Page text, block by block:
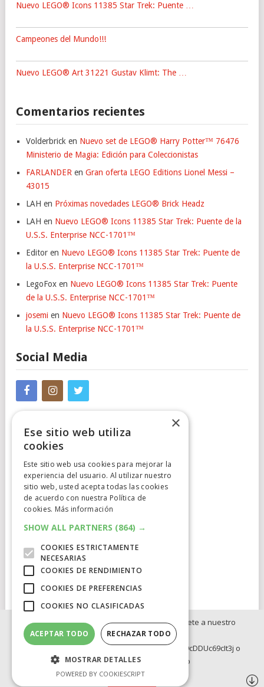
Nuevo LEGO® Icons 11385 Star Trek: Puente …
Campeones del Mundo!!!
Nuevo LEGO® Art 31221 Gustav Klimt: The …
Comentarios recientes
Volderbrick en Nuevo set de LEGO® Harry Potter™ 76476
Ministerio de Magia: Edición para Coleccionistas
FARLANDER en Gran oferta LEGO Editions Lionel Messi –
43015
LAH en Próximas novedades LEGO® Brick Headz
LAH en Nuevo LEGO® Icons 11385 Star Trek: Puente de la
U.S.S. Enterprise NCC-1701™
Editor en Nuevo LEGO® Icons 11385 Star Trek: Puente de
la U.S.S. Enterprise NCC-1701™
LegoFox en Nuevo LEGO® Icons 11385 Star Trek: Puente
de la U.S.S. Enterprise NCC-1701™
josemi en Nuevo LEGO® Icons 11385 Star Trek: Puente de
la U.S.S. Enterprise NCC-1701™
Social Media
Cumplimiento Normativo
Aviso Legal
Política de Privacidad
Política de Cookies
Clausula de afiliación
ELCATALEJOCOPYRIGHT © 2026.POWERED BYIDIGAUD
BLOG INVERSION
OFERTAS INTERNACIONLES
OFERTAS LEGO
Si no quieres perderte ninguna novedad, únete a nuestro
WhatsApp:
https://whatsapp.com/channel/0029Va8BRdy9cDDUc69cIt3j o
Telegram: https://t.me/elcatalejo
×
Ese sitio web utiliza
cookies
Este sitio web usa cookies para mejorar la
experiencia del usuario. Al utilizar nuestro
sitio web, usted acepta todas las cookies
de acuerdo con nuestra Política de
cookies. Más información
SHOW ALL PARTNERS (864) →
COOKIES ESTRICTAMENTE
NECESARIAS
COOKIES DE RENDIMIENTO
COOKIES DE PREFERENCIAS
COOKIES NO CLASIFICADAS
ACEPTAR TODO RECHAZAR TODO
MOSTRAR DETALLES
POWERED BY COOKIESCRIPT